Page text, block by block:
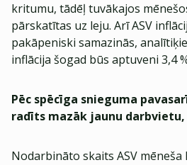
kritumu, tādēļ tuvākajos
pārskatītas uz leju. Arī ASV
pakāpeniski samazinās,
inflācija šogad būs aptuveni 3,4
Pēc spēcīga snieguma
radīts mazāk jaunu
Nodarbināto skaits ASV